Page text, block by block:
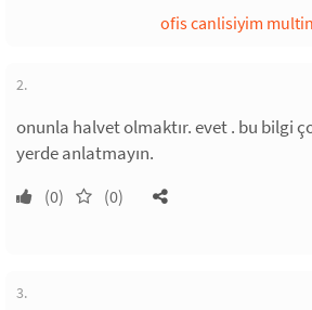
ofis canlisiyim
2.
onunla halvet olmaktır. evet . bu bilgi
yerde anlatmayın.
(0) (0)
3.